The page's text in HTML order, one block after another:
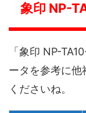
象印 NP-
「象印 NP-
ータを参考に他
くださいね。